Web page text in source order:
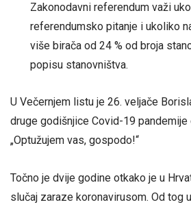
Zakonodavni referendum važi
referendumsko pitanje i ukoliko
više birača od 24 % od broja
popisu stanovništva.
U Večernjem listu je 26. veljače
druge godišnjice Covid-19 pandemije
„Optužujem vas, gospodo!“
Točno je dvije godine otkako je u
slučaj zaraze koronavirusom. Od tog